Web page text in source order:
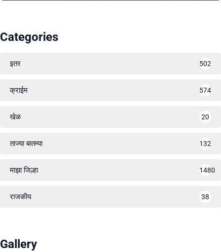
Categories
इतर 502
क्राईम 574
खेळ 20
ताज्या बातम्या 132
माझा जिल्हा 1480
राजकीय 38
Gallery